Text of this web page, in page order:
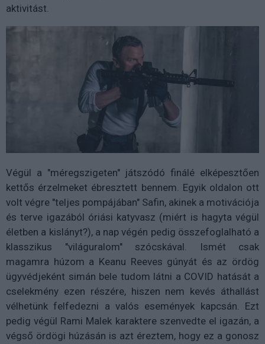
aktivitást.
Végül a "méregszigeten" játszódó finálé elképesztően
kettős érzelmeket ébresztett bennem. Egyik oldalon ott
volt végre "teljes pompájában" Safin, akinek a motivációja
és terve igazából óriási katyvasz (miért is hagyta végül
életben a kislányt?), a nap végén pedig összefoglalható a
klasszikus "világuralom" szócskával. Ismét csak
magamra húzom a Keanu Reeves gúnyát és az ördög
ügyvédjeként simán bele tudom látni a COVID hatását a
cselekmény ezen részére, hiszen nem kevés áthallást
vélhetünk felfedezni a valós események kapcsán. Ezt
pedig végül Rami Malek karaktere szenvedte el igazán, a
végső ördögi húzásán is azt éreztem, hogy ez a gonosz